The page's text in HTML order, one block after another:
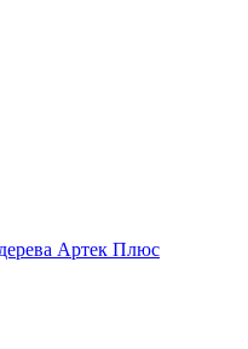
Артек Плюс